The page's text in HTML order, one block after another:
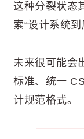
这种分裂状态
索“设计系统到
未来很可能会
标准、统一
计规范格式。